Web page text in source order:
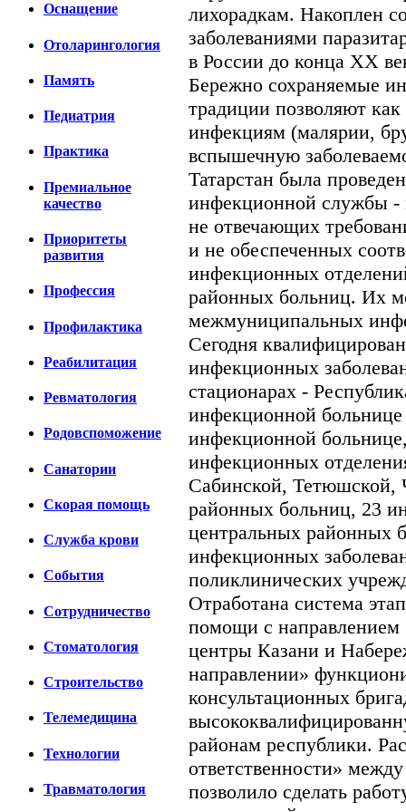
Оснащение
Отоларингология
Память
Педиатрия
Практика
Премиальное
качество
Приоритеты
развития
Профессия
Профилактика
Реабилитация
Ревматология
Родовспоможение
Санатории
Скорая помощь
Cлужба крови
События
Сотрудничество
Стоматология
Строительство
Телемедицина
Технологии
Травматология
лихорадкам. Накоплен
заболеваниями
в России до конца ХХ
Бережно сохраняемые
традиции позволяют
инфекциям (малярии,
вспышечную
Татарстан была
инфекционной службы
не отвечающих
и не обеспеченных
инфекционных
районных больниц. Их
межмуниципальных
Сегодня
инфекционных
стационарах -
инфекционной
инфекционной
инфекционных
Сабинской, Тетюшской,
районных больниц, 23
центральных районных
инфекционных
поликлинических
Отработана система
помощи с
центры Казани и
направлении»
консультационных
районам республики.
ответственности»
позволило сделать